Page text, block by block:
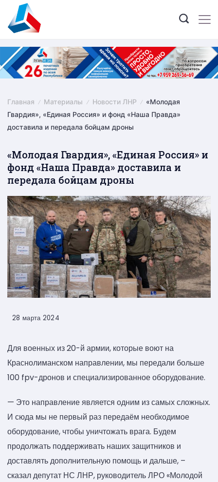
content
Главная Материалы Новости ЛНР
«Молодая
Гвардия», «Единая Россия» и фонд «Наша Правда»
доставила и передала бойцам дроны
«Молодая Гвардия», «Единая Россия» и
фонд «Наша Правда» доставила и
передала бойцам дроны
28 марта 2024
Для военных из 20-й армии, которые воют на
Краснолиманском направлении, мы передали больше
100 fpv-дронов и специализированное оборудование.
— Это направление является одним из самых сложных.
И сюда мы не первый раз передаём необходимое
оборудование, чтобы уничтожать врага. Будем
продолжать поддерживать наших защитников и
доставлять дополнительную помощь и дальше, –
сказал депутат НС ЛНР, руководитель ЛРО «Молодой